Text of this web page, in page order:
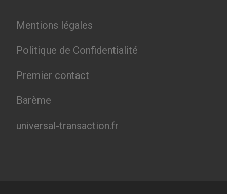
Mentions légales
Politique de Confidentialité
Premier contact
Barème
universal-transaction.fr